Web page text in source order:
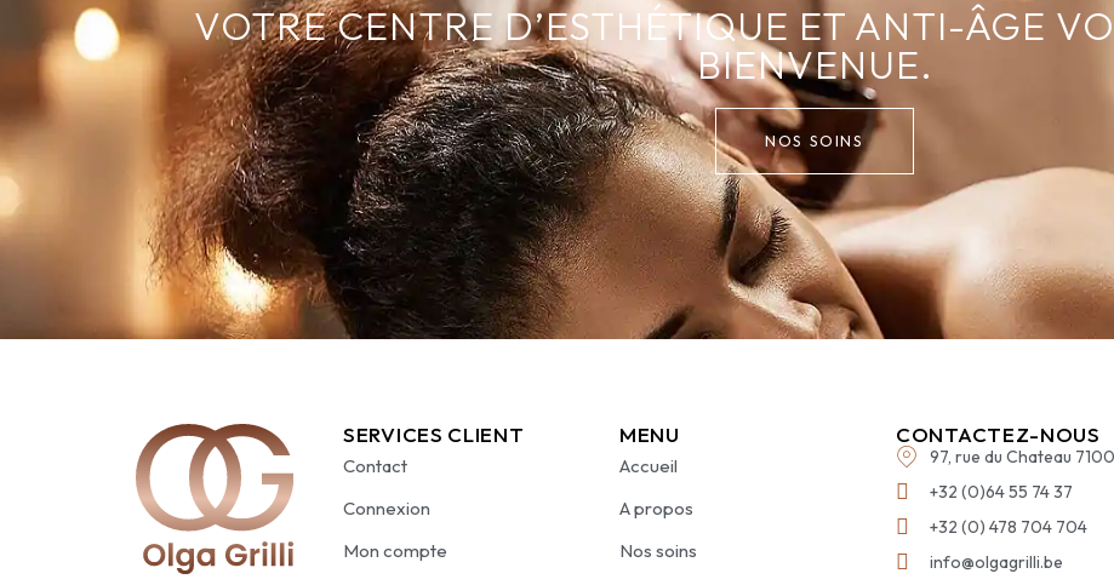
VOTRE CENTRE D’ESTHÉTIQUE ET ANTI-ÂGE
BIENVENUE.
NOS SOINS
SERVICES CLIENT
Contact
Connexion
Mon compte
MENU
Accueil
A propos
Nos soins
CONTACTEZ-NOUS
97, rue du Chateau
+32 (0)64 55 74 37
+32 (0) 478 704 704
info@olgagrilli.be